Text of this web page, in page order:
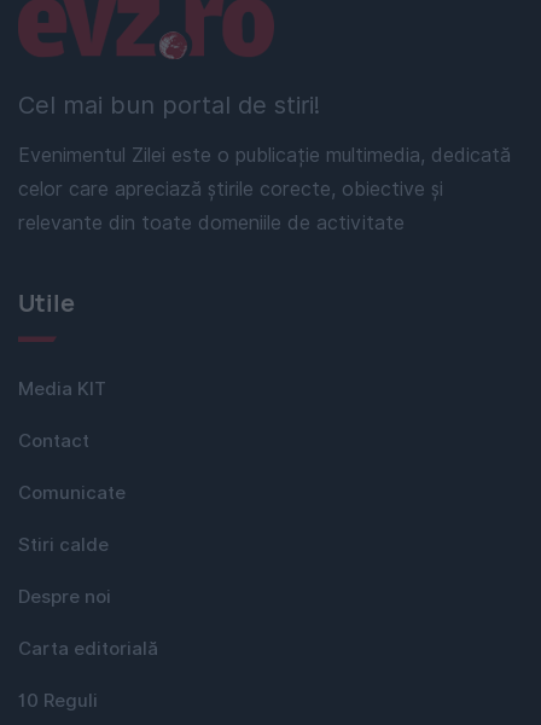
Cel mai bun portal de stiri!
Evenimentul Zilei este o publicație multimedia, dedicată
celor care apreciază știrile corecte, obiective și
relevante din toate domeniile de activitate
Linkuri utile
Utile
Media KIT
Contact
Comunicate
Stiri calde
Despre noi
Carta editorială
10 Reguli